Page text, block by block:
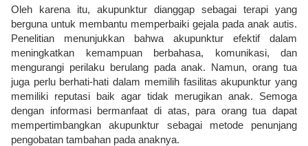
Oleh karena itu, akupunktur dianggap sebagai terapi yang
berguna untuk membantu memperbaiki gejala pada anak autis.
Penelitian menunjukkan bahwa akupunktur efektif dalam
meningkatkan kemampuan berbahasa, komunikasi, dan
mengurangi perilaku berulang pada anak. Namun, orang tua
juga perlu berhati-hati dalam memilih fasilitas akupunktur yang
memiliki reputasi baik agar tidak merugikan anak. Semoga
dengan informasi bermanfaat di atas, para orang tua dapat
mempertimbangkan akupunktur sebagai metode penunjang
pengobatan tambahan pada anaknya.